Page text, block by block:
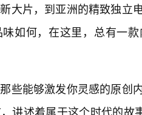
大片，到亚洲的精致独立
如何，在这里，总有一
些能够激发你灵感的原创
讲述着属于这个时代的故